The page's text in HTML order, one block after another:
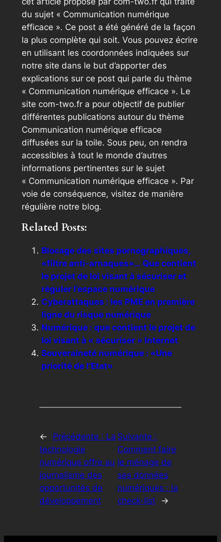
du sujet « Communication numérique
efficace ». Ce post a été généré de la façon
la plus complète qui soit. Vous pouvez écrire
en utilisant les coordonnées indiquées sur
notre site dans le but d’apporter des
explications sur ce post qui parle du thème
« Communication numérique efficace ». Le
site com-two.fr a pour objectif de publier
différentes publications autour du thème
Communication numérique efficace
diffusées sur la toile. Sous peu, on rendra
accessibles à tout le monde d’autres
informations pertinentes sur le sujet
« Communication numérique efficace ». Par
voie de conséquence, visitez de manière
régulière notre blog.
Related Posts:
Blocage des sites pornographiques,
«filtre anti-arnaques»… Que contient
le projet de loi visant à sécuriser et
réguler l’espace numérique
Cyberattaques : les PME en première
ligne du risque numérique
Numérique : que contient le projet de
loi visant à « sécuriser » Internet
Souveraineté numérique : «Une
priorité de l’Etat»
← Précédente : La
technologie
numérique offre au
journalisme des
opportunités de
développement
Suivante :
Comment faire
le ménage de
ses données
numériques : la
check-list
→